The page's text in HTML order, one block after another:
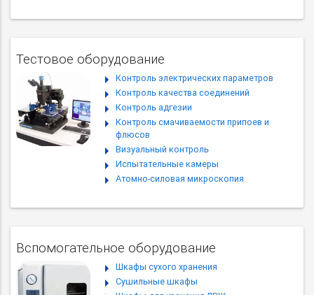
Тестовое оборудование
Контроль электрических параметров
Контроль качества соединений
Контроль адгезии
Контроль смачиваемости припоев и
флюсов
Визуальный контроль
Испытательные камеры
Атомно-силовая микроскопия
Вспомогательное оборудование
Шкафы сухого хранения
Сушильные шкафы